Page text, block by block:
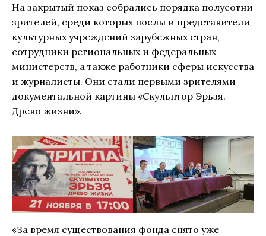
На закрытый показ собрались порядка полусотни
зрителей, среди которых послы и представители
культурных учреждений зарубежных стран,
сотрудники региональных и федеральных
министерств, а также работники сферы искусства
и журналисты. Они стали первыми зрителями
документальной картины «Скульптор Эрьзя.
Древо жизни».
«За время существования фонда снято уже